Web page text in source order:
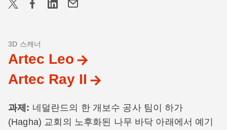
3D 스캐너
Artec Leo
Artec Ray II
과제: 네덜란드의 한 개보수 공사 팀이 하가
(Hagha) 교회의 노후화된 나무 바닥 아래에서 예기